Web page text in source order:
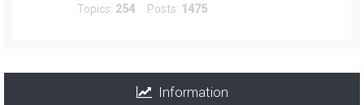
Topics: 254 Posts: 1475
Information